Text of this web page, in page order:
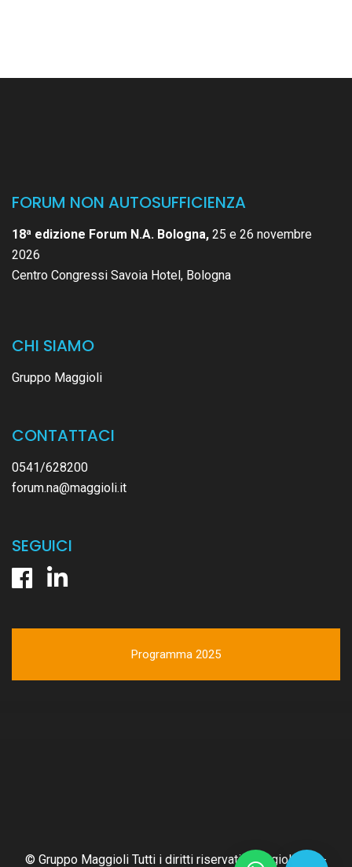
FORUM NON AUTOSUFFICIENZA
18ª edizione Forum N.A. Bologna, 25 e 26 novembre
2026
Centro Congressi Savoia Hotel, Bologna
CHI SIAMO
Gruppo Maggioli
CONTATTACI
0541/628200
forum.na@maggioli.it
SEGUICI
Programma 2025
© Gruppo Maggioli Tutti i diritti riservati. Maggioli Spa -